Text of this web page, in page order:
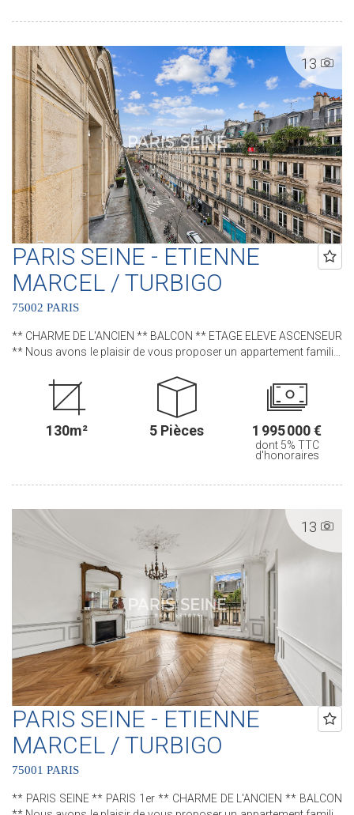
équipée, trois chambres (possibilité d'une quatrième chambre),
deux salles de douches, une buanderie avec un water-closet et un
water-closet indépendant. Une cave en sous-sol complète ce bien.
.............................................. Le Groupe PARIS SEINE, c'est 5 Agences au
Coeur de Paris !! et 3 Agences dans le 6ème arrondissement :
Agence Cherche-Midi - 59 rue du Cherche-Midi - PARIS 6 Agence
Sèvres/Vaneau - 85 rue de Sèvres - PARIS 6 Agence Rennes/Saint-
Germain - 83 rue de Rennes - PARIS 6 (ACHAT - VENTE - LOCATION
- GESTION - SUCCESSION - ÉVALUATION OFFERTE SOUS 24 H).
13
PARIS SEINE - ETIENNE
MARCEL / TURBIGO
75002 PARIS
** CHARME DE L'ANCIEN ** BALCON ** ETAGE ELEVE ASCENSEUR
** Nous avons le plaisir de vous proposer un appartement familial
de tout le CHARME et du CACHET de l'ANCIEN avec son parquet,
ses moulures et ses cheminées D'une superficie de 130 m² et
10m² de BALCON filant, ce bien situé au CINQUIEME ETAGE avec
ASCENSEUR comprend : une entrée, un séjour, une salle à manger,
une cuisine séparée, trois chambres, un bureau, une salle de bains,
une salle d'eau et des water-closets séparés. Deux caves
Saint-Roch - PARIS 1 Agence Cherche-Midi - 59 rue du Cherche-Midi
- PARIS 6 Agence Sèvres/Vaneau - 85 rue de Sèvres - PARIS 6
Agence Rennes/Saint-Germain - 83 rue de Rennes - PARIS 6
Agence Champ de Mars - 38 avenue de la Motte-Picquet - PARIS 7
(ACHAT - VENTE - LOCATION - GESTION - SUCCESSION -
ÉVALUATION OFFERTE SOUS 24 H).
130m² 5 Pièces 1 995 000 €
dont 5% TTC
d'honoraires
13
PARIS SEINE - ETIENNE
MARCEL / TURBIGO
75001 PARIS
** PARIS SEINE ** PARIS 1er ** CHARME DE L'ANCIEN ** BALCON